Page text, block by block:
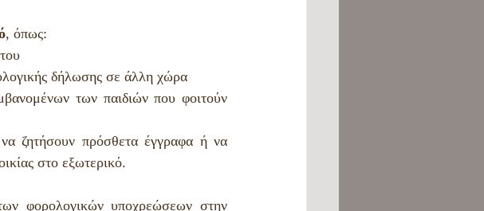
, όπως:
δήλωσης σε άλλη χώρα
των παιδιών που φοιτούν
ζητήσουν πρόσθετα έγγραφα ή να
στο εξωτερικό.
φορολογικών υποχρεώσεων στην